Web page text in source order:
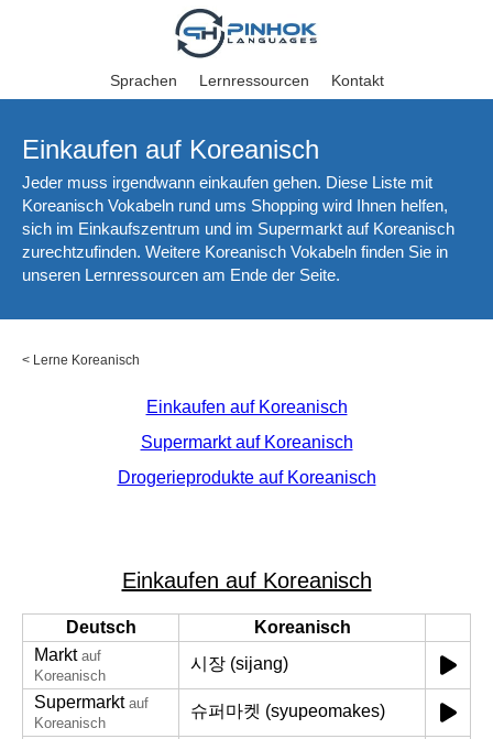
Sprachen Lernressourcen Kontakt
Einkaufen auf Koreanisch
Jeder muss irgendwann einkaufen gehen. Diese Liste mit
Koreanisch Vokabeln rund ums Shopping wird Ihnen helfen,
sich im Einkaufszentrum und im Supermarkt auf Koreanisch
zurechtzufinden. Weitere Koreanisch Vokabeln finden Sie in
unseren Lernressourcen am Ende der Seite.
< Lerne Koreanisch
Einkaufen auf Koreanisch
Supermarkt auf Koreanisch
Drogerieprodukte auf Koreanisch
Einkaufen auf Koreanisch
Deutsch
Koreanisch
Markt auf
Koreanisch
시장 (sijang)
Supermarkt auf
Koreanisch
슈퍼마켓 (syupeomakes)